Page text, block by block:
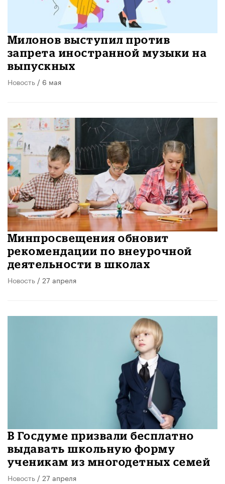
Милонов выступил против
запрета иностранной музыки на
выпускных
Новость / 6 мая
Минпросвещения обновит
рекомендации по внеурочной
деятельности в школах
Новость / 27 апреля
В Госдуме призвали бесплатно
выдавать школьную форму
ученикам из многодетных семей
Новость / 27 апреля